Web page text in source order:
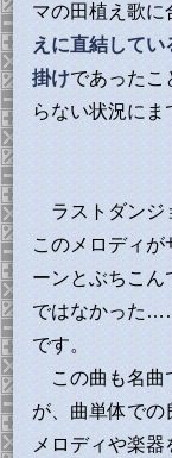
マの田植え歌に
えに直結して
掛けであったこ
らない状況にま
ラストダンジ
このメロディ
ーンとぶちこん
ではなかった
です。
この曲も名曲
が、曲単体での
メロディや楽